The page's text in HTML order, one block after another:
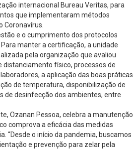
internacional Bureau Veritas, para
que implementaram métodos
Coronavírus.
e o cumprimento dos protocolos
manter a certificação, a unidade
pela organização que avaliou
distanciamento físico, processos de
a aplicação das boas práticas
de temperatura, disponibilização de
de desinfecção dos ambientes, entre
Ozanan Pessoa, celebra a manutenção
comprova a eficácia das medidas
“Desde o início da pandemia, buscamos
e prevenção para zelar pela